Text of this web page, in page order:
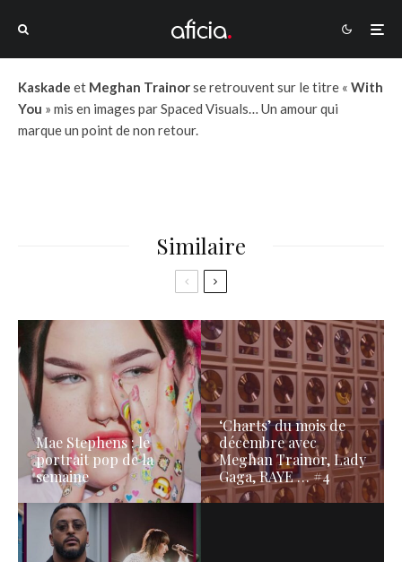
Kaskade et Meghan Trainorse retrouvent sur le titre « With
You » mis en images par Spaced Visuals… Un amour qui
marque un point de non retour.
Similaire
Mae Stephens : le
portrait pop de la
semaine
‘Charts’ du mois de
décembre avec
Meghan Trainor, Lady
Gaga, RAYE … #4